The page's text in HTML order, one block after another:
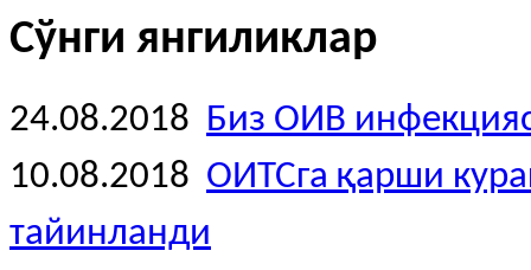
Сўнги янгиликлар
24.08.2018 Биз ОИВ
10.08.2018 ОИТСга қарши
тайинланди